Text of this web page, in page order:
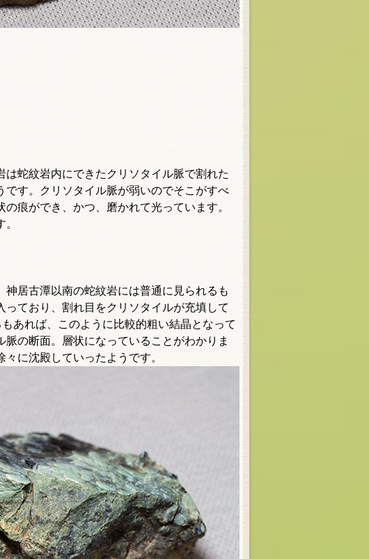
蛇紋岩内にできたクリソタイル脈で割れた
す。クリソタイル脈が弱いのでそこがすべ
痕ができ、かつ、磨かれて光っています。
居古潭以南の蛇紋岩には普通に見られるも
ており、割れ目をクリソタイルが充填して
あれば、このように比較的粗い結晶となって
の断面。層状になっていることがわかりま
に沈殿していったようです。